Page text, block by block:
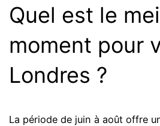
Quel est le
moment pour
Londres ?
La période de juin à août offre